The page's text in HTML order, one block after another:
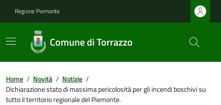
Regione Piemonte
Comune di Torrazzo
Home / Novità / Notizie /
Dichiarazione stato di massima pericolosità per gli incendi boschivi su
tutto il territorio regionale del Piemonte.